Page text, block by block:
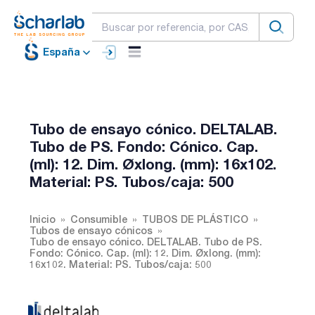
España
Tubo de ensayo cónico. DELTALAB.
Tubo de PS. Fondo: Cónico. Cap.
(ml): 12. Dim. Øxlong. (mm): 16x102.
Material: PS. Tubos/caja: 500
Inicio Consumible
TUBOS DE PLÁSTICO
Tubos de ensayo cónicos
Tubo de ensayo cónico. DELTALAB. Tubo de PS.
Fondo: Cónico. Cap. (ml): 12. Dim. Øxlong. (mm):
16x102. Material: PS. Tubos/caja: 500